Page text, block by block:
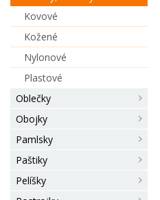
Kovové
Kožené
Nylonové
Plastové
Oblečky
Obojky
Pamlsky
Paštiky
Pelíšky